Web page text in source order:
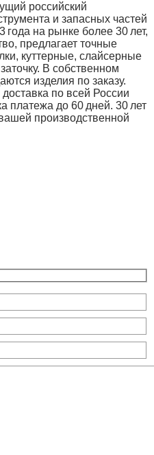
российский
и запасных частей
на рынке более 30 лет,
предлагает точные
куттерные, слайсерные
В собственном
изделия по заказу.
по всей России
платежа до 60 дней. 30 лет
производственной